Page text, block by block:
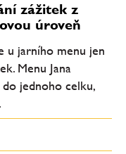
zážitek z
úroveň
u jarního menu jen
Menu Jana
jednoho celku,